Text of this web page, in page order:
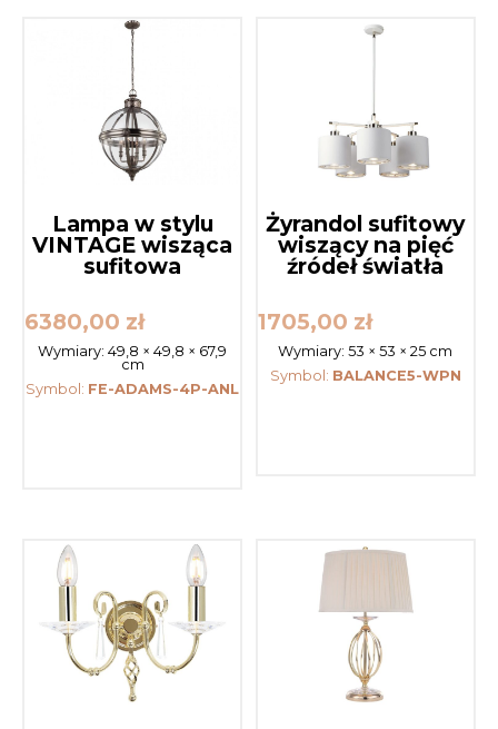
Lampa w stylu
VINTAGE wisząca
sufitowa
6380,00 zł
Wymiary:49,8 × 49,8 × 67,9
cm
Symbol: FE-ADAMS-4P-ANL
Żyrandol sufitowy
wiszący na pięć
źródeł światła
1705,00 zł
Wymiary:53 × 53 × 25 cm
Symbol: BALANCE5-WPN